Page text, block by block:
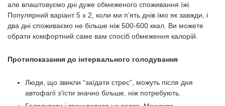
але влаштовуємо дні дуже обмеженого споживання їжі.
Популярний варіант 5 х 2, коли ми п’ять днів їмо як завжди, і
два дні споживаємо не більше ніж 500-600 ккал. Ви можете
обрати комфортний саме вам спосіб обмеження калорій.
Протипоказання до інтервального голодування
Люди, що звикли “заїдати стрес”, можуть після дня
автофагії з’їсти значно більше, ніж потребують.